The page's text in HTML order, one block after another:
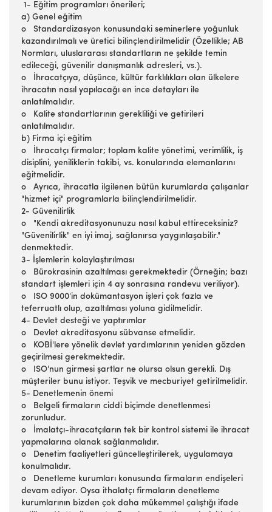
1- Eğitim programları önerileri;
a) Genel eğitim
o Standardizasyon konusundaki seminerlere yoğunluk
kazandırılmalı ve üretici bilinçlendirilmelidir (Özellikle; AB
Normları, uluslararası standartların ne şekilde temin
edileceği, güvenilir danışmanlık adresleri, vs.).
o İhracatçıya, düşünce, kültür farklılıkları olan ülkelere
ihracatın nasıl yapılacağı en ince detayları ile
anlatılmalıdır.
o Kalite standartlarının gerekliliği ve getirileri
anlatılmalıdır.
b) Firma içi eğitim
o İhracatçı firmalar; toplam kalite yönetimi, verimlilik, iş
disiplini, yeniliklerin takibi, vs. konularında elemanlarını
eğitmelidir.
o Ayrıca, ihracatla ilgilenen bütün kurumlarda çalışanlar
"hizmet içi" programlarla bilinçlendirilmelidir.
2- Güvenilirlik
o "Kendi akreditasyonunuzu nasıl kabul ettireceksiniz?
"Güvenilirlik" en iyi imaj, sağlanırsa yaygınlaşabilir."
denmektedir.
3- İşlemlerin kolaylaştırılması
o Bürokrasinin azaltılması gerekmektedir (Örneğin; bazı
standart işlemleri için 4 ay sonrasına randevu veriliyor).
o ISO 9000'in dokümantasyon işleri çok fazla ve
teferruatlı olup, azaltılması yoluna gidilmelidir.
4- Devlet desteği ve yaptırımlar
o Devlet akreditasyonu sübvanse etmelidir.
o KOBİ'lere yönelik devlet yardımlarının yeniden gözden
geçirilmesi gerekmektedir.
o ISO'nun girmesi şartlar ne olursa olsun gerekli. Dış
müşteriler bunu istiyor. Teşvik ve mecburiyet getirilmelidir.
5- Denetlemenin önemi
o Belgeli firmaların ciddi biçimde denetlenmesi
zorunludur.
o İmalatçı-ihracatçıların tek bir kontrol sistemi ile ihracat
yapmalarına olanak sağlanmalıdır.
o Denetim faaliyetleri güncelleştirilerek, uygulamaya
konulmalıdır.
o Denetleme kurumları konusunda firmaların endişeleri
devam ediyor. Oysa ithalatçı firmaların denetleme
kurumlarının bizden çok daha mükemmel çalıştığı ifade